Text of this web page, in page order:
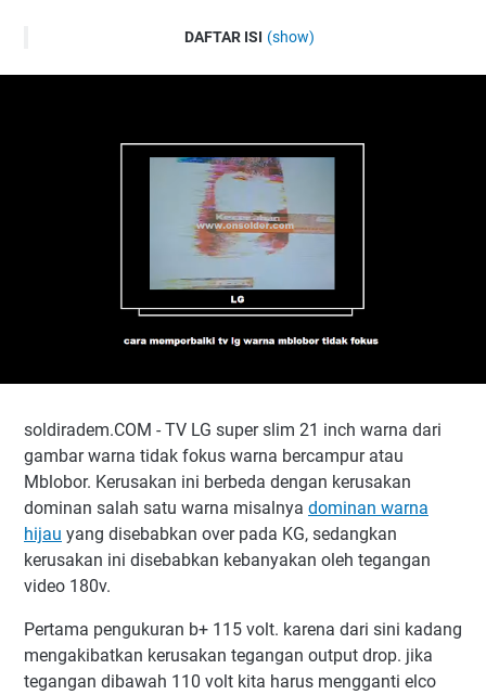
DAFTAR ISI (show)
soldiradem.COM - TV LG super slim 21 inch warna dari
gambar warna tidak fokus warna bercampur atau
Mblobor. Kerusakan ini berbeda dengan kerusakan
dominan salah satu warna misalnya dominan warna
hijau yang disebabkan over pada KG, sedangkan
kerusakan ini disebabkan kebanyakan oleh tegangan
video 180v.
Pertama pengukuran b+ 115 volt. karena dari sini kadang
mengakibatkan kerusakan tegangan output drop. jika
tegangan dibawah 110 volt kita harus mengganti elco